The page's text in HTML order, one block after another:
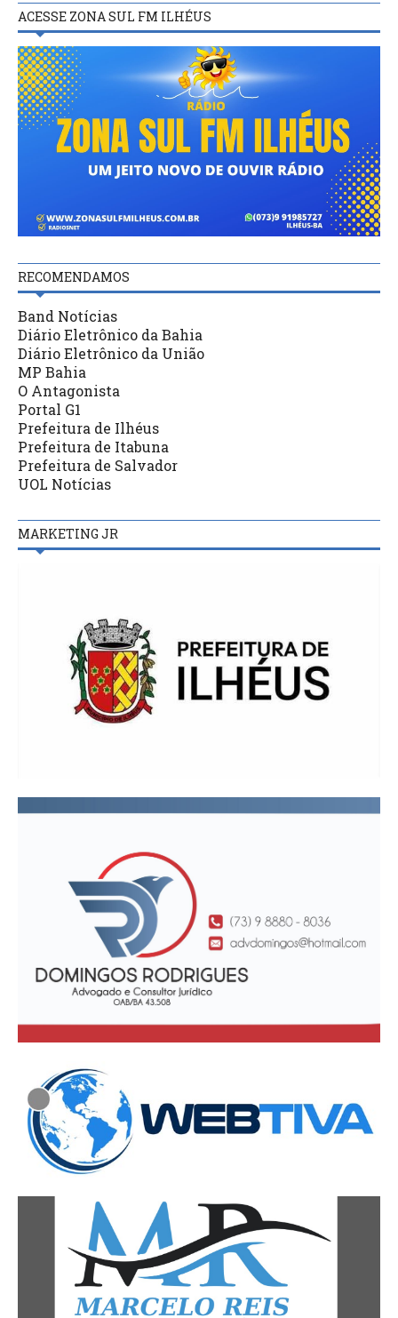
ACESSE ZONA SUL FM ILHÉUS
RECOMENDAMOS
Band Notícias
Diário Eletrônico da Bahia
Diário Eletrônico da União
MP Bahia
O Antagonista
Portal G1
Prefeitura de Ilhéus
Prefeitura de Itabuna
Prefeitura de Salvador
UOL Notícias
MARKETING JR